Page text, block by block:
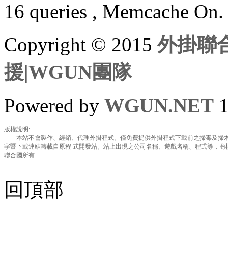
16 queries , Memcache On.
Copyright © 2015外掛聯
援|WGUN團隊
Powered by WGUN.NET
版權說明:
本站不會製作、經銷、代理外掛程式。僅免費提供外掛程式下載前之掃毒及掃
字暨下載連結轉載自原程 式開發站。站上出現之公司名稱、遊戲名稱、程式等，
聯合國所有.......
回頂部